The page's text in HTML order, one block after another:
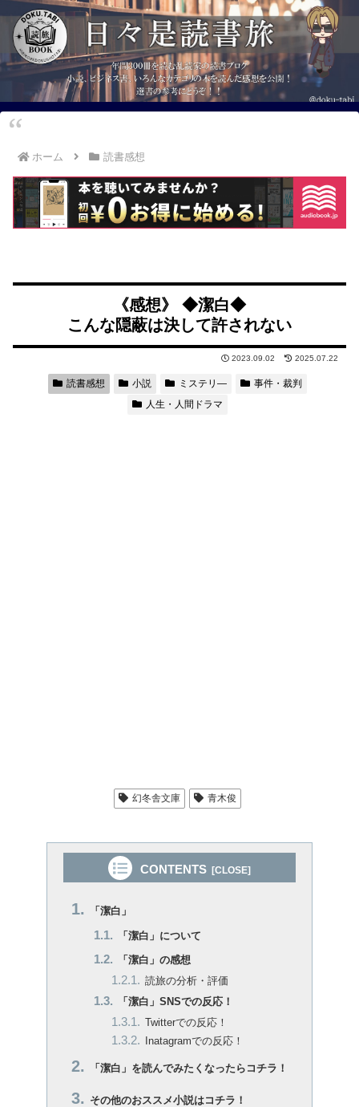
ホーム 読書感想
《感想》 ◆潔白◆
こんな隠蔽は決して許されない
2023.09.02 2025.07.22
読書感想 小説 ミステリ―
事件・裁判
人生・人間ドラマ
幻冬舎文庫 青木俊
CONTENTS
「潔白」
「潔白」について
「潔白」の感想
読旅の分析・評価
「潔白」SNSでの反応！
Twitterでの反応！
Inatagramでの反応！
「潔白」を読んでみたくなったらコチラ！
その他のおススメ小説はコチラ！